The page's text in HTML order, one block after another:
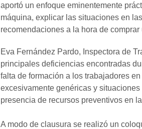
aportó un enfoque eminentemente
máquina, explicar las situaciones en
recomendaciones a la hora de comprar
Eva Fernández Pardo, Inspectora de
principales deficiencias encontradas
falta de formación a los trabajadores
excesivamente genéricas y
presencia de recursos preventivos en
A modo de clausura se realizó un